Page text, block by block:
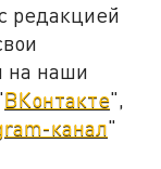
редакцией
на наши
ВКонтакте",
канал"